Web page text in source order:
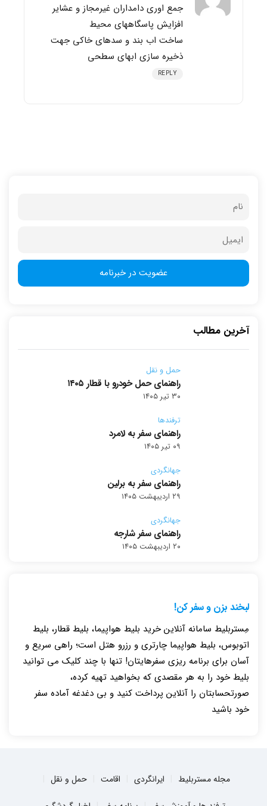
جمع اوری دامداران غیرمجاز و عشایر
افزایش پاسگاههای محیط
ساخت اب بند و سدهای خاکی جهت
ذخیره سازی ابهای سطحی
REPLY
آخرین مطالب
حمل و نقل
راهنمای حمل خودرو با قطار ۱۴۰۵
۳۰ تیر ۱۴۰۵
ترفندها
راهنمای سفر به لامرد
۰۹ تیر ۱۴۰۵
جهانگردی
راهنمای سفر به برلین
۲۹ اردیبهشت ۱۴۰۵
جهانگردی
راهنمای سفر شارجه
۲۰ اردیبهشت ۱۴۰۵
لبخند بزن و سفر کن!
مِستربلیط سامانه آنلاین خرید بلیط هواپیما، بلیط قطار، بلیط
اتوبوس، بلیط هواپیما چارتری و رزرو هتل است؛ راهی سریع و
آسان برای برنامه ریزی سفرهایتان! تنها با چند کلیک می توانید
بلیط خود را به هر مقصدی که بخواهید تهیه کرده،
صورتحسابتان را آنلاین پرداخت کنید و بی دغدغه آماده سفر
خود باشید
مجله مستربلیط ایرانگردی اقامت حمل و نقل